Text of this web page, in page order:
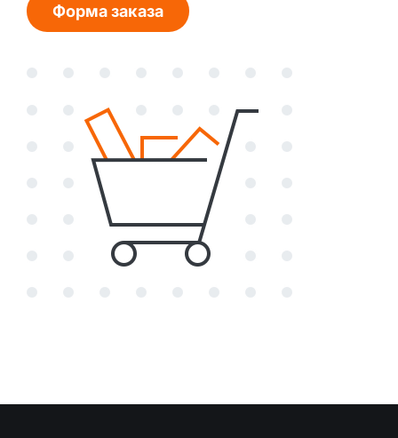
Форма заказа